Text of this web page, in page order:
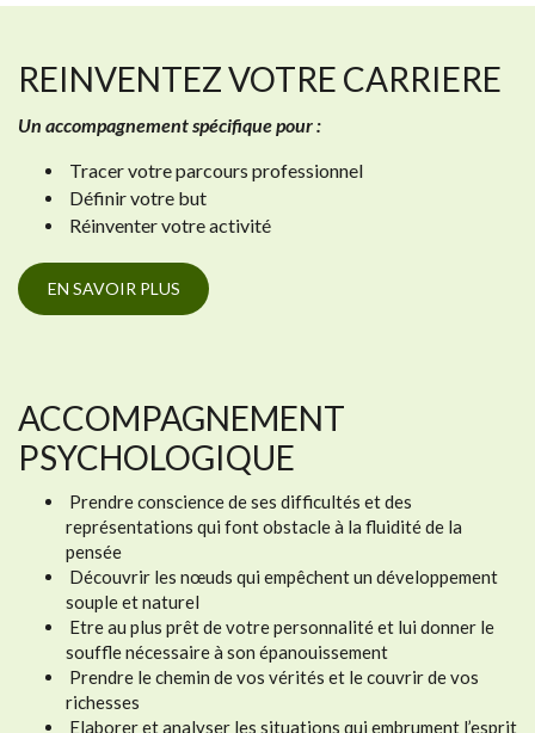
REINVENTEZ VOTRE CARRIERE
Un accompagnement spécifique pour :
Tracer votre parcours professionnel
Définir votre but
Réinventer votre activité
EN SAVOIR PLUS
ACCOMPAGNEMENT
PSYCHOLOGIQUE
Prendre conscience de ses difficultés et des
représentations qui font obstacle à la fluidité de la
pensée
Découvrir les nœuds qui empêchent un développement
souple et naturel
Etre au plus prêt de votre personnalité et lui donner le
souffle nécessaire à son épanouissement
Prendre le chemin de vos vérités et le couvrir de vos
richesses
Elaborer et analyser les situations qui embrument l’esprit